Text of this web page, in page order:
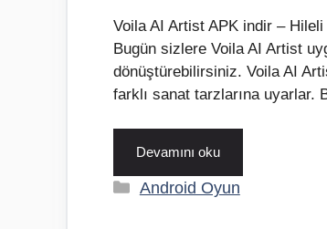
Voila AI Artist APK indir –
Bugün sizlere Voila AI Artist
dönüştürebilirsiniz. Voila AI
farklı sanat tarzlarına uyarlar.
Devamını oku
Kategoriler
Android Oyun